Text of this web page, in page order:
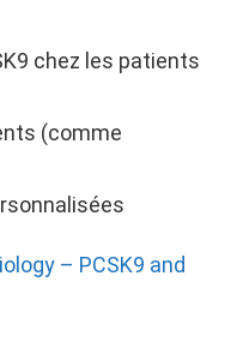
chez les patients
(comme
– PCSK9 and